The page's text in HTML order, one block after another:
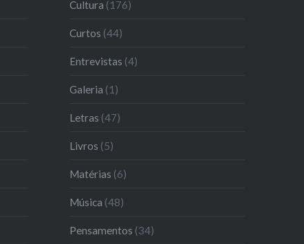
Cultura (176)
Curtos (44)
Entrevistas (4)
Galeria (1)
Letras (47)
Livros (5)
Matérias (6)
Música (48)
Pensamentos (34)